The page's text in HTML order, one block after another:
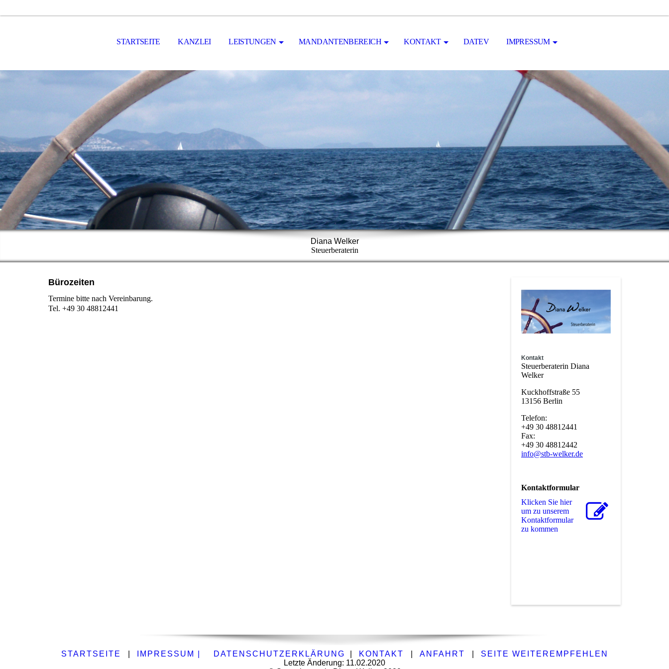
STARTSEITE KANZLEI LEISTUNGEN MANDANTENBEREICH KONTAKT DATEV IMPRESSUM
Diana Welker
Steuerberaterin
Bürozeiten
Termine bitte nach Vereinbarung.
Tel. +49 30 48812441
Kontakt
Steuerberaterin Diana
Welker
Kuckhoffstraße 55
13156 Berlin
Telefon:
+49 30 48812441
Fax:
+49 30 48812442
info@stb-welker.de
Kontaktformular
Klicken Sie hier
um zu unserem
Kon­takt­for­mu­lar
zu kommen
STARTSEITE IMPRESSUM | DATENSCHUTZERKLÄRUNG KONTAKT ANFAHRT
SEITE WEITEREMPFEHLEN
Letzte Änderung: 11.02.2020